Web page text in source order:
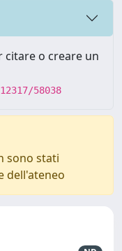
citare o creare un
58038
sono stati
dell'ateneo